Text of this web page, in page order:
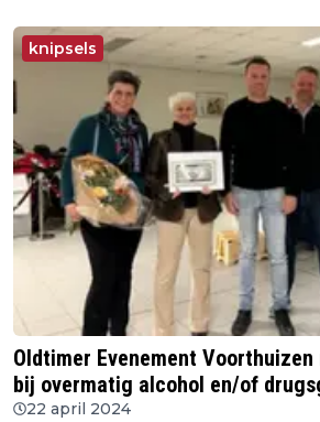
knipsels
Oldtimer Evenement
bij overmatig alcohol en/of
22 april 2024